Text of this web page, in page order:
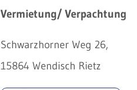
Vermietung/ Verpachtung
Schwarzhorner Weg 26,
15864 Wendisch Rietz